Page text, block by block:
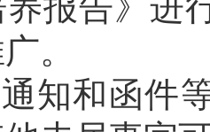
。
知和函件